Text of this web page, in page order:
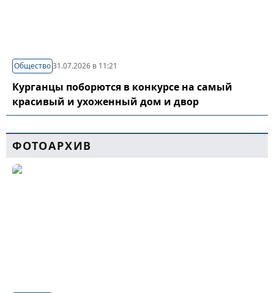
Общество31.07.2026 в 11:21
Курганцы поборются в конкурсе на самый
красивый и ухоженный дом и двор
ФОТОАРХИВ